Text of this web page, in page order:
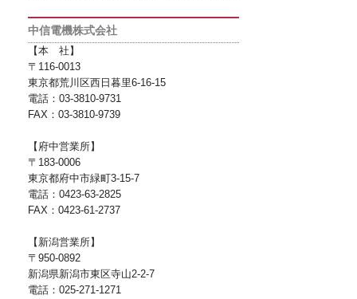
中信電機株式会社
【本 社】
〒116-0013
東京都荒川区西日暮里6-16-15
電話：03-3810-9731
FAX：03-3810-9739
【府中営業所】
〒183-0006
東京都府中市緑町3-15-7
電話：0423-63-2825
FAX：0423-61-2737
【新潟営業所】
〒950-0892
新潟県新潟市東区寺山2-2-7
電話：025-271-1271